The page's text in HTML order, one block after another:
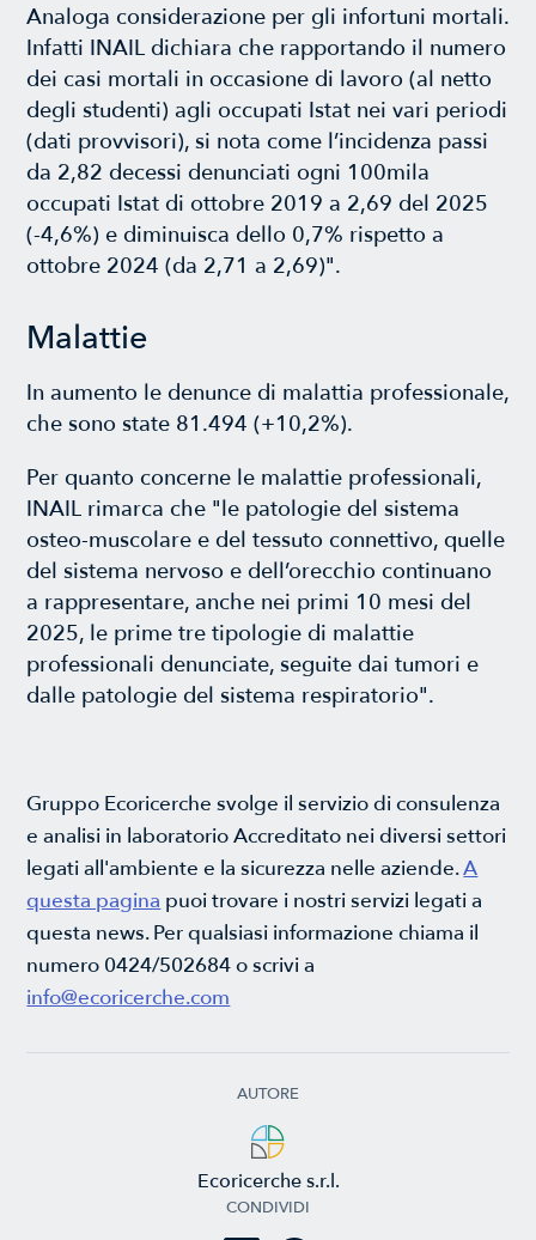
Analoga considerazione per gli infortuni mortali.
Infatti INAIL dichiara che rapportando il numero
dei casi mortali in occasione di lavoro (al netto
degli studenti) agli occupati Istat nei vari periodi
(dati provvisori), si nota come l’incidenza passi
da 2,82 decessi denunciati ogni 100mila
occupati Istat di ottobre 2019 a 2,69 del 2025
(-4,6%) e diminuisca dello 0,7% rispetto a
ottobre 2024 (da 2,71 a 2,69)".
Malattie
In aumento le denunce di malattia professionale,
che sono state 81.494 (+10,2%).
Per quanto concerne le malattie professionali,
INAIL rimarca che "le patologie del sistema
osteo-muscolare e del tessuto connettivo, quelle
del sistema nervoso e dell’orecchio continuano
a rappresentare, anche nei primi 10 mesi del
2025, le prime tre tipologie di malattie
professionali denunciate, seguite dai tumori e
dalle patologie del sistema respiratorio".
Gruppo Ecoricerche svolge il servizio di consulenza
e analisi in laboratorio Accreditato nei diversi settori
legati all'ambiente e la sicurezza nelle aziende.A
questa pagina puoi trovare i nostri servizi legati a
questa news. Per qualsiasi informazione chiama il
numero 0424/502684 o scrivi a
info@ecoricerche.com
AUTORE
Ecoricerche s.r.l.
CONDIVIDI